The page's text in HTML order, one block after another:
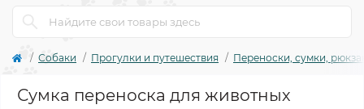
Собаки Прогулки и путешествия Переноски, сумки,
Сумка переноска для животных